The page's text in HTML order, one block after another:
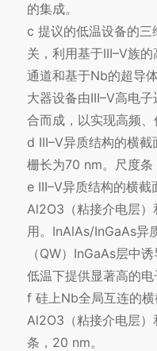
的集成。
c 提议的低温设备的
关，利用基于III–V族的
通道和基于Nb的超导
大器设备由III–V高电
合而成，以实现高频、
d III–V异质结构的横截
栅长为70 nm。尺度条
e III–V异质结构的横
Al2O3（粘接介电层
用。InAlAs/InGaAs异
（QW）InGaAs层中
低温下提供显著高的
f 硅上Nb全局互连的
Al2O3（粘接介电层
条，20 nm。